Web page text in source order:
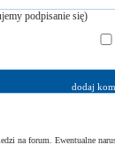
podpisanie się)
na forum. Ewentualne